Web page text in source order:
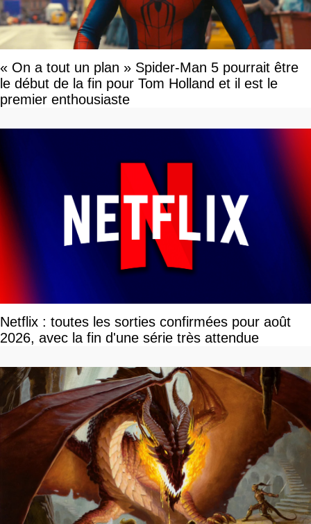
« On a tout un plan » Spider-Man 5 pourrait être
le début de la fin pour Tom Holland et il est le
premier enthousiaste
Netflix : toutes les sorties confirmées pour août
2026, avec la fin d'une série très attendue